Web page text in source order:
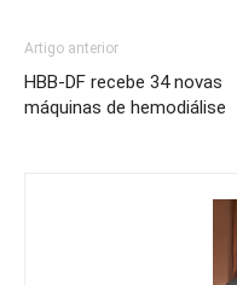
Artigo anterior
HBB-DF recebe 34 novas
máquinas de hemodiálise